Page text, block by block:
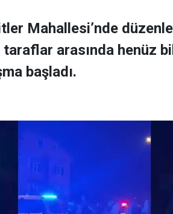
Mahallesi’nde
taraflar arasında henüz
başladı.